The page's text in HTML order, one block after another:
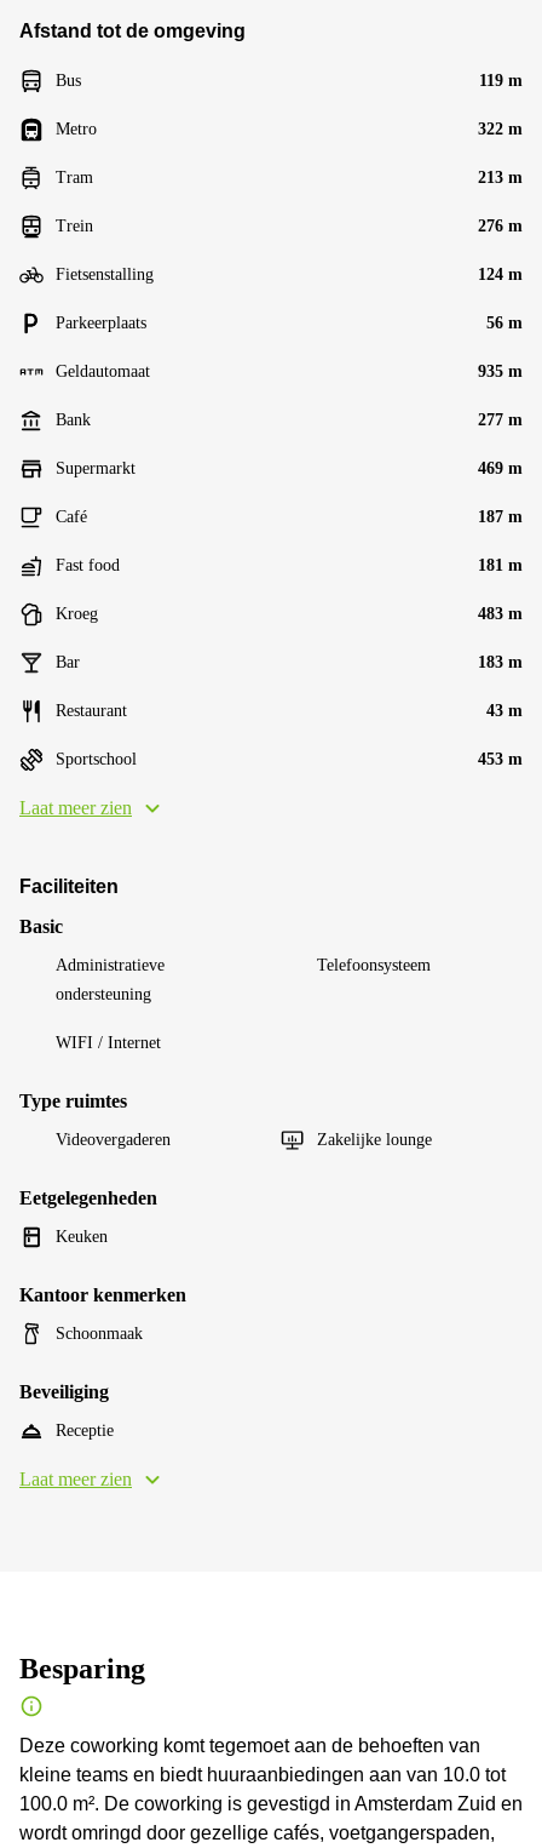
Afstand tot de omgeving
Bus 119 m
Metro 322 m
Tram 213 m
Trein 276 m
Fietsenstalling 124 m
Parkeerplaats 56 m
Geldautomaat 935 m
Bank 277 m
Supermarkt 469 m
Café 187 m
Fast food 181 m
Kroeg 483 m
Bar 183 m
Restaurant 43 m
Sportschool 453 m
Laat meer zien
Faciliteiten
Basic
Administratieve
ondersteuning
Telefoonsysteem
WIFI / Internet
Type ruimtes
Videovergaderen Zakelijke lounge
Eetgelegenheden
Keuken
Kantoor kenmerken
Schoonmaak
Beveiliging
Receptie
Laat meer zien
Besparing
Deze coworking komt tegemoet aan de behoeften van
kleine teams en biedt huuraanbiedingen aan van 10.0 tot
100.0 m². De coworking is gevestigd in Amsterdam Zuid en
wordt omringd door gezellige cafés, voetgangerspaden,